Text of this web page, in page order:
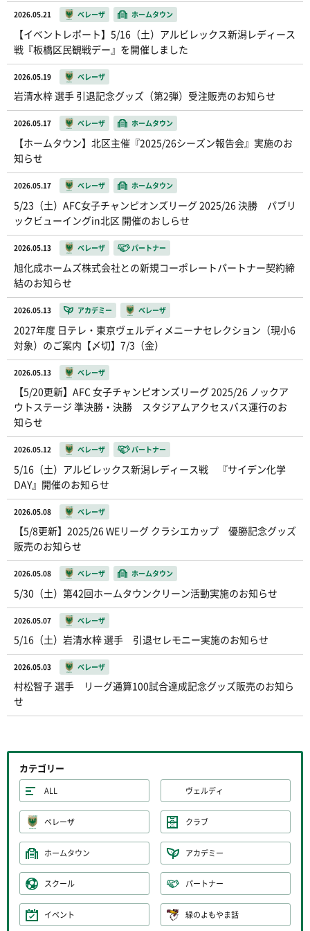
2026.05.21 ベレーザ ホームタウン
【イベントレポート】5/16（土）アルビレックス新潟レディース
戦『板橋区民観戦デー』を開催しました
2026.05.19 ベレーザ
岩清水梓 選手 引退記念グッズ（第2弾）受注販売のお知らせ
2026.05.17 ベレーザ ホームタウン
【ホームタウン】北区主催『2025/26シーズン報告会』実施のお
知らせ
2026.05.17 ベレーザ ホームタウン
5/23（土）AFC女子チャンピオンズリーグ 2025/26 決勝 パブリ
ックビューイングin北区 開催のおしらせ
2026.05.13 ベレーザ パートナー
旭化成ホームズ株式会社との新規コーポレートパートナー契約締
結のお知らせ
2026.05.13 アカデミー ベレーザ
2027年度 日テレ・東京ヴェルディメニーナセレクション（現小6
対象）のご案内【〆切】7/3（金）
2026.05.13 ベレーザ
【5/20更新】AFC 女子チャンピオンズリーグ 2025/26 ノックア
ウトステージ 準決勝・決勝 スタジアムアクセスバス運行のお
知らせ
2026.05.12 ベレーザ パートナー
5/16（土）アルビレックス新潟レディース戦 『サイデン化学
DAY』開催のお知らせ
2026.05.08 ベレーザ
【5/8更新】2025/26 WEリーグ クラシエカップ 優勝記念グッズ
販売のお知らせ
2026.05.08 ベレーザ ホームタウン
5/30（土）第42回ホームタウンクリーン活動実施のお知らせ
2026.05.07 ベレーザ
5/16（土）岩清水梓 選手 引退セレモニー実施のお知らせ
2026.05.03 ベレーザ
村松智子 選手 リーグ通算100試合達成記念グッズ販売のお知ら
せ
カテゴリー
ALL ヴェルディ
ベレーザ クラブ
ホームタウン アカデミー
スクール パートナー
イベント 緑のよもやま話